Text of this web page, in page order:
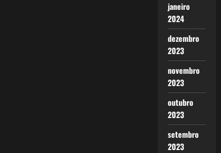
janeiro
2024
dezembro
2023
novembro
2023
outubro
2023
setembro
2023